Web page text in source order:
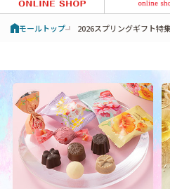
モールトップ 2026スプリングギフト特